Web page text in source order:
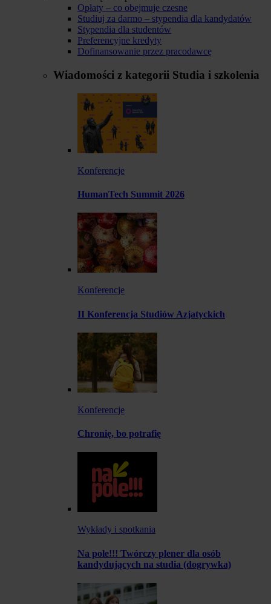
Opłaty – co obejmuje czesne
Studiuj za darmo – stypendia dla kandydatów
Stypendia dla studentów
Preferencyjne kredyty
Dofinansowanie przez pracodawcę
Wiadomości z kategorii Studia i szkolenia
Konferencje
HumanTech Summit 2026
Konferencje
II Konferencja Studiów Azjatyckich
Konferencje
Chronię, bo potrafię
Wykłady i spotkania
Na pole!!! Twórczy plener dla osób
kandydujących na studia (dogrywka)